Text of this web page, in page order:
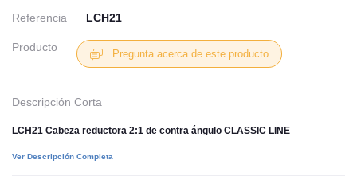
Referencia LCH21
Producto
Pregunta acerca de este producto
Descripción Corta
LCH21 Cabeza reductora 2:1 de contra ángulo CLASSIC LINE
Ver Descripción Completa